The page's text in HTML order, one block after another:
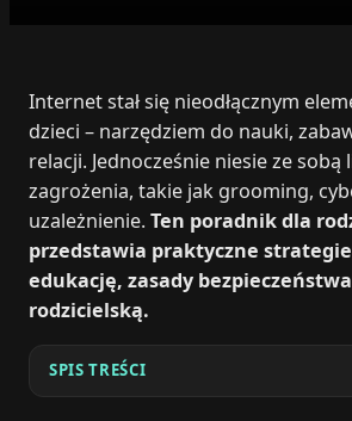
Internet stał się nieodłącznym
dzieci – narzędziem do nauki,
relacji. Jednocześnie niesie ze sobą
zagrożenia, takie jak grooming,
uzależnienie. Ten poradnik dla
przedstawia praktyczne strategie
edukację, zasady
rodzicielską.
SPIS TREŚCI